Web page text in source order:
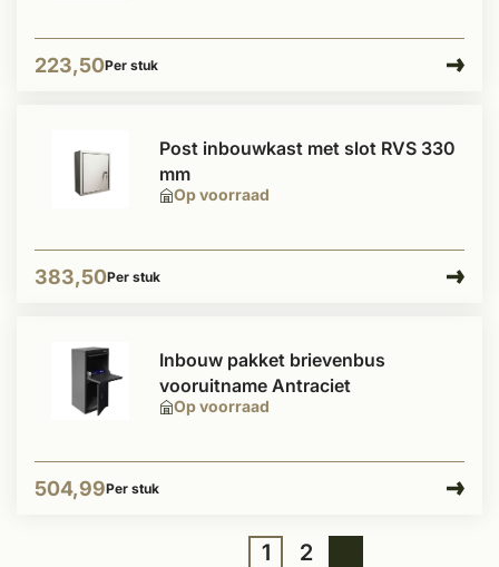
223,50Per stuk
Op voorraad
Post inbouwkast met slot RVS 330
mm
383,50Per stuk
Op voorraad
Inbouw pakket brievenbus
vooruitname Antraciet
504,99Per stuk
1 2